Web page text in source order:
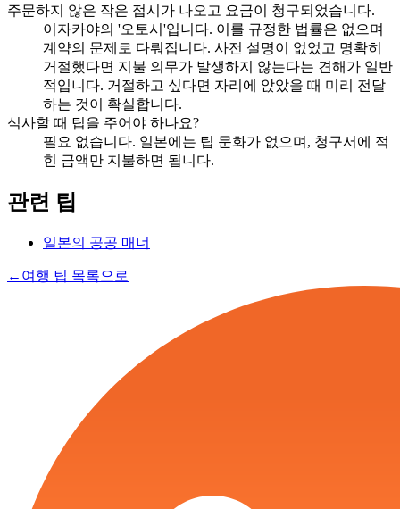
주문하지 않은 작은 접시가 나오고 요금이 청구되었습니다.
이자카야의 '오토시'입니다. 이를 규정한 법률은 없으며
계약의 문제로 다뤄집니다. 사전 설명이 없었고 명확히
거절했다면 지불 의무가 발생하지 않는다는 견해가 일반
적입니다. 거절하고 싶다면 자리에 앉았을 때 미리 전달
하는 것이 확실합니다.
식사할 때 팁을 주어야 하나요?
필요 없습니다. 일본에는 팁 문화가 없으며, 청구서에 적
힌 금액만 지불하면 됩니다.
관련 팁
일본의 공공 매너
← 여행 팁 목록으로